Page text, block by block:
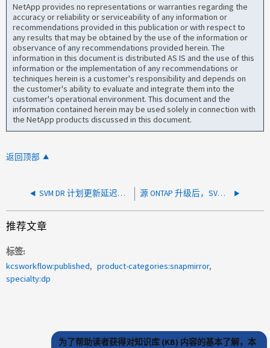
NetApp provides no representations or warranties regarding the
accuracy or reliability or serviceability of any information or
recommendations provided in this publication or with respect to
any results that may be obtained by the use of the information or
observance of any recommendations provided herein. The
information in this document is distributed AS IS and the use of this
information or the implementation of any recommendations or
techniques herein is a customer's responsibility and depends on
the customer's ability to evaluate and integrate them into the
customer's operational environment. This document and the
information contained herein may be used solely in connection with
the NetApp products discussed in this document.
返回顶部
SVM DR 计划更新延迟，因为另一个 SnapMirror 操作正在进行中 源 ONTAP 升级后，SVMDR 快照正在累积
推荐文章
标签
kcsworkflow:published
product-categories:snapmirror
specialty:dp
为了帮助读者获得对知识库 (KB) 内容的基本了解，本